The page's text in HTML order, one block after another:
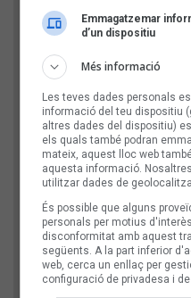
Comprovació: escriu
D'aquesta manera, verifiquem que el
no l'envia un robot publicitari.
Emmagatzemar
d’un dispositiu
Més informació
Les teves dades personals
informació del teu dispositiu
altres dades del dispositiu)
els quals també podran
mateix, aquest lloc web
aquesta informació.
utilitzar dades de
És possible que alguns
personals per motius
disconformitat amb aquest
següents. A la part inferior
web, cerca un enllaç per
configuració de privadesa i de